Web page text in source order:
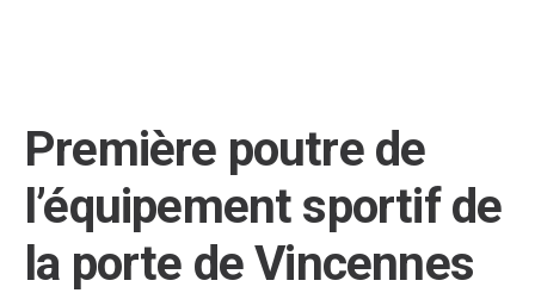
Première poutre de
l’équipement sportif de
la porte de Vincennes